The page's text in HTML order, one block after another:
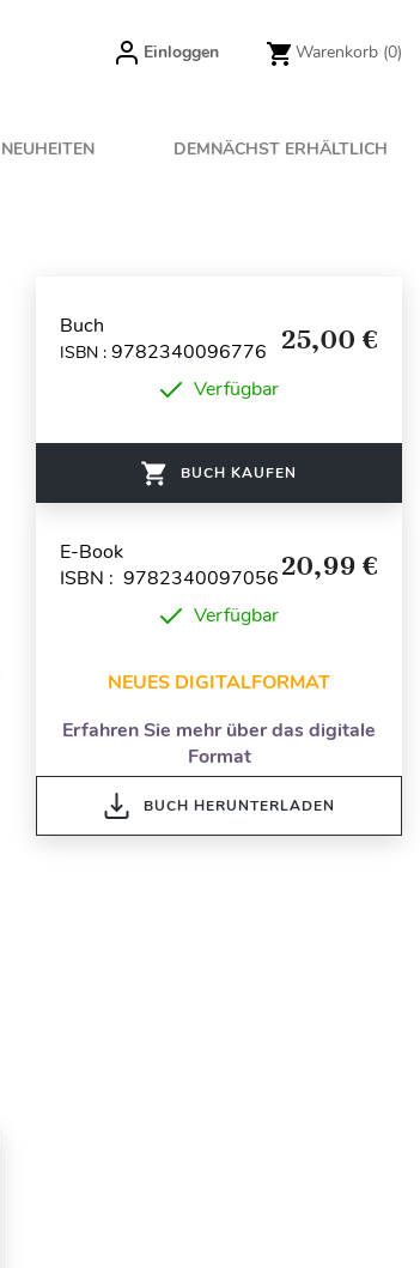
Einloggen Warenkorb (0)
NEUHEITEN DEMNÄCHST ERHÄLTLICH
Buch
ISBN : 9782340096776 25,00 €
Verfügbar
BUCH KAUFEN
E-Book
ISBN : 978234009705620,99 €
Verfügbar
NEUES DIGITALFORMAT
Erfahren Sie mehr über das digitale
Format
BUCH HERUNTERLADEN